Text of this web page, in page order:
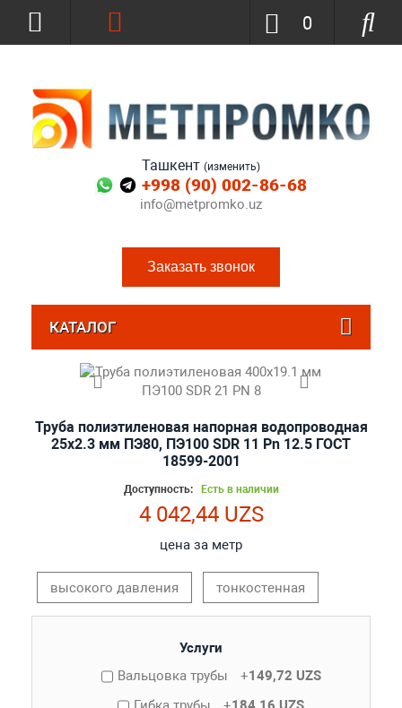
Ташкент (изменить)
+998 (90) 002-86-68
info@metpromko.uz
Заказать звонок
0
КАТАЛОГ
Труба полиэтиленовая напорная водопроводная
25х2.3 мм ПЭ80, ПЭ100 SDR 11 Pn 12.5 ГОСТ
18599-2001
Доступность: Есть в наличии
4 042,44 UZS
цена за метр
высокого давления тонкостенная
Услуги
Вальцовка трубы
+149,72 UZS